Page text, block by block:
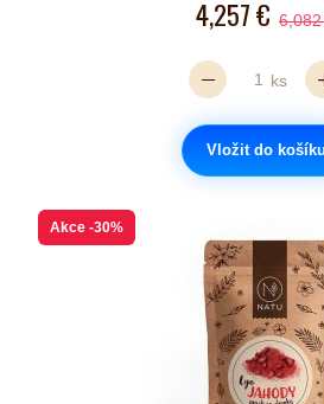
4,257 €
ks
Vložit do košíku
Akce -30%